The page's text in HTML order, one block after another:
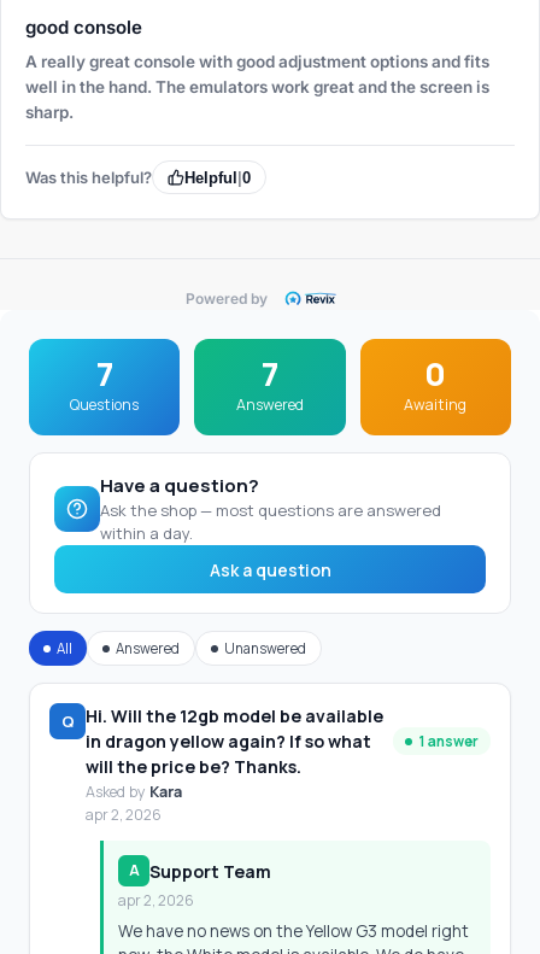
good console
A really great console with good adjustment options and fits
well in the hand. The emulators work great and the screen is
sharp.
Was this helpful? Helpful|0
Powered by